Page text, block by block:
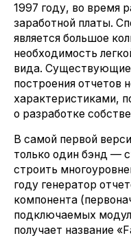
1997 году, во время
заработной платы.
является большое
необходимость
вида.
построения отчетов
характеристиками,
о разработке
В самой первой
только один бэнд —
строить
году генератор
компонента
подключаемых
получает название